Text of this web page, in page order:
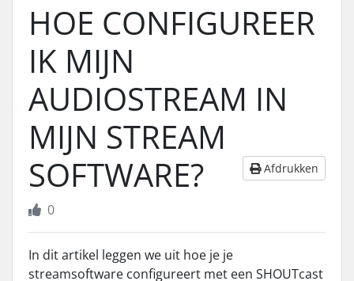
HOE CONFIGUREER
IK MIJN
AUDIOSTREAM IN
MIJN STREAM
SOFTWARE?
Afdrukken
0
In dit artikel leggen we uit hoe je je
streamsoftware configureert met een SHOUTcast